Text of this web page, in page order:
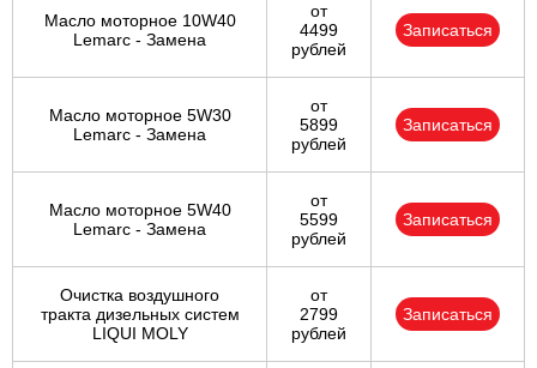
Масло моторное 10W40
Lemarc - Замена
от
4499
рублей
Записаться
Масло моторное 5W30
Lemarc - Замена
от
5899
рублей
Записаться
Масло моторное 5W40
Lemarc - Замена
от
5599
рублей
Записаться
Очистка воздушного
тракта дизельных систем
LIQUI MOLY
от
2799
рублей
Записаться